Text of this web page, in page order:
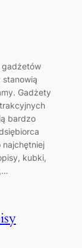
gadżetów
Gadżety
bardzo
najchętniej
kubki,